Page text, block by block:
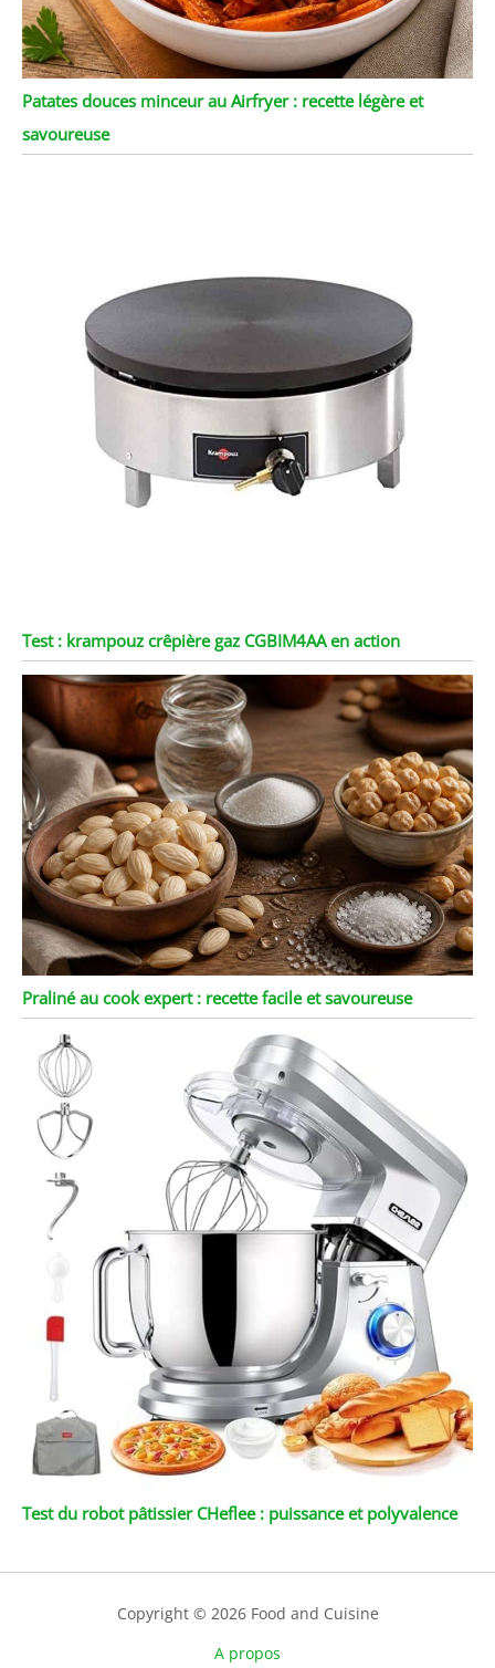
Patates douces minceur au Airfryer : recette légère et
savoureuse
Test : krampouz crêpière gaz CGBIM4AA en action
Praliné au cook expert : recette facile et savoureuse
Test du robot pâtissier CHeflee : puissance et polyvalence
Copyright © 2026 Food and Cuisine
A propos